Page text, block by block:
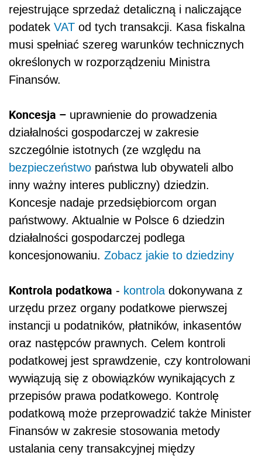
rejestrujące sprzedaż detaliczną i naliczające
podatek VAT od tych transakcji. Kasa fiskalna
musi spełniać szereg warunków technicznych
określonych w rozporządzeniu Ministra
Finansów.
Koncesja – uprawnienie do prowadzenia
działalności gospodarczej w zakresie
szczególnie istotnych (ze względu na
bezpieczeństwo państwa lub obywateli albo
inny ważny interes publiczny) dziedzin.
Koncesje nadaje przedsiębiorcom organ
państwowy. Aktualnie w Polsce 6 dziedzin
działalności gospodarczej podlega
koncesjonowaniu. Zobacz jakie to dziedziny
Kontrola podatkowa - kontrola dokonywana z
urzędu przez organy podatkowe pierwszej
instancji u podatników, płatników, inkasentów
oraz następców prawnych. Celem kontroli
podatkowej jest sprawdzenie, czy kontrolowani
wywiązują się z obowiązków wynikających z
przepisów prawa podatkowego. Kontrolę
podatkową może przeprowadzić także Minister
Finansów w zakresie stosowania metody
ustalania ceny transakcyjnej między